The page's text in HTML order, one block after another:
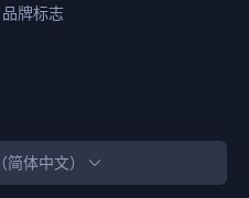
品牌标志
体中文）